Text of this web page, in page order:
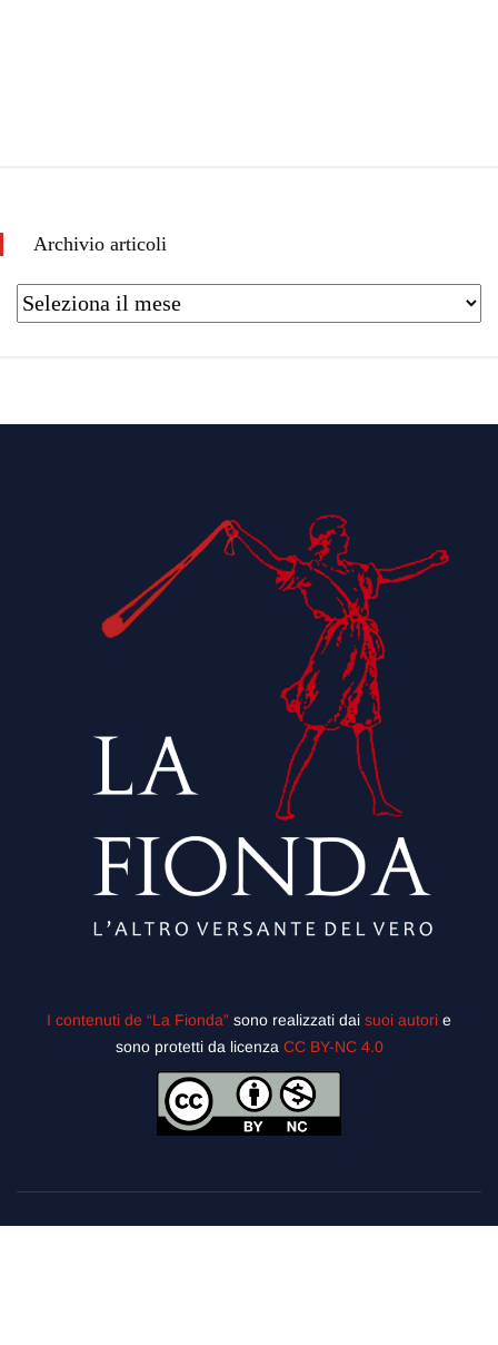
Archivio articoli
I contenuti de “La Fionda” sono realizzati dai suoi autori e
sono protetti da licenza CC BY-NC 4.0